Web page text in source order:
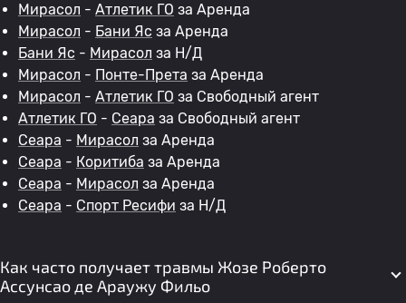
Мирасол - Атлетик ГО за Аренда
Мирасол - Бани Яс за Аренда
Бани Яс - Мирасол за Н/Д
Мирасол - Понте-Прета за Аренда
Мирасол - Атлетик ГО за Свободный агент
Атлетик ГО - Сеара за Свободный агент
Сеара - Мирасол за Аренда
Сеара - Коритиба за Аренда
Сеара - Мирасол за Аренда
Сеара - Спорт Ресифи за Н/Д
Как часто получает травмы Жозе Роберто
Ассунсао де Араужу Фильо